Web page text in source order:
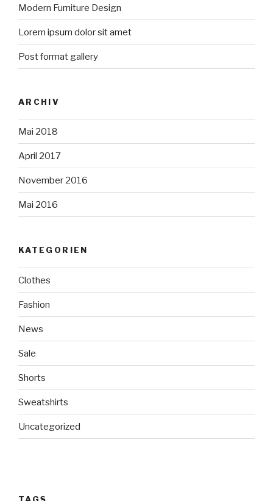
Modern Furniture Design
Lorem ipsum dolor sit amet
Post format gallery
ARCHIV
Mai 2018
April 2017
November 2016
Mai 2016
KATEGORIEN
Clothes
Fashion
News
Sale
Shorts
Sweatshirts
Uncategorized